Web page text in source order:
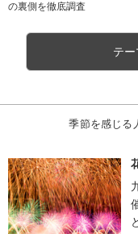
の裏側を徹底調査
テ
季節を感じる